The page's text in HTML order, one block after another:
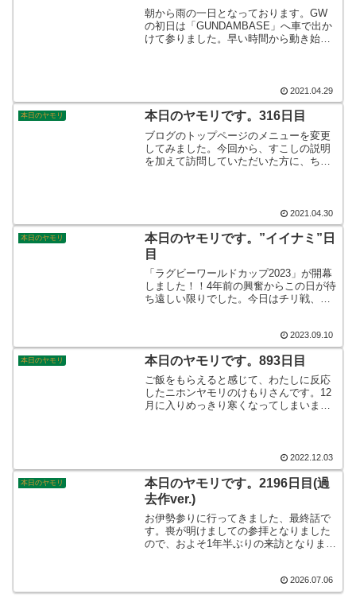
朝から雨の一日となっております。GW
の初日は「GUNDAMBASE」へ車で出か
けて参りました。早い時間から動き始め
もなく素敵な一日を過ごせますように☆
2021.04.29
本日のヤモリ 本日のヤモリです。316日目
ブログのトップページのメニューを変更
してみました。今回から、すこしの説明
を加えて訪問していただいた方に、ちょ
2021.04.30
本日のヤモリ
本日のヤモリです。”イイナミ”日
目
「ラグビーワールドカップ2023」が開幕
しました！！4年前の興奮からこの日が待
ち遠しい限りでした。今日はチリ戦、日
ワクワクが止まりません！初戦の結果は
如何に。そんなこんなで、本日のヤモリ
です。
2023.09.10
本日のヤモリ 本日のヤモリです。893日目
ご飯をもらえると感じて、わたしに反応
したニホンヤモリのけもりさんです。12
月に入りめっきり寒くなってしまいまし
いましょう！そんなこんなで本日のヤモ
リです。
2022.12.03
本日のヤモリ
本日のヤモリです。2196日目(過
去作ver.)
お伊勢参りに行ってきました、最終話で
す。喪が明けましての参拝となりました
ので、およそ1年半ぶりの来訪となりまし
かね笑。松阪牛も堪能しましたし、とて
も贅沢な家族旅行となりました。お伊勢
2026.07.06